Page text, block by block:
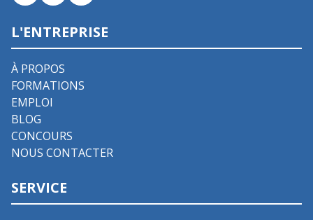
L'ENTREPRISE
À PROPOS
FORMATIONS
EMPLOI
BLOG
CONCOURS
NOUS CONTACTER
SERVICE